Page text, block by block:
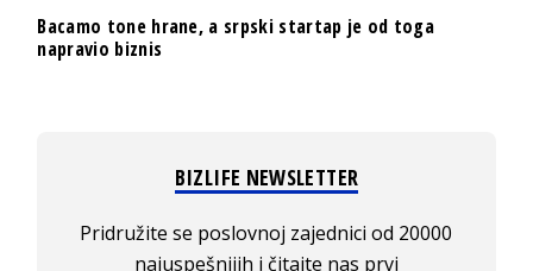
Bacamo tone hrane, a srpski startap je od toga
napravio biznis
BIZLIFE NEWSLETTER
Pridružite se poslovnoj zajednici od 20000
najuspešnijih i čitajte nas prvi